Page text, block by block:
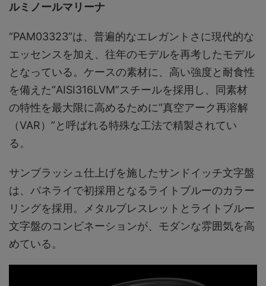
ルミノールマリーナ
“PAM03323”は、普遍的なエレガントさに現代的な
エッセンスを加え、往年のモデルを再考したモデル
となっている。ケースの素材に、高い強度と耐食性
を備えた“AISI316LVM”スチールを採用し、同素材
の特性を最大限に高めるために“真空アーク再溶解
（VAR）”と呼ばれる特殊な工法で精製されてい
る。
サンブラッシュ仕上げを施したサンドイッチ文字盤
は、パネライで初採用となるライトブルーのカラー
リングを採用。メタルブレスレットとライトブルー
文字盤のコンビネーションが、モダンな雰囲気を高
めている。